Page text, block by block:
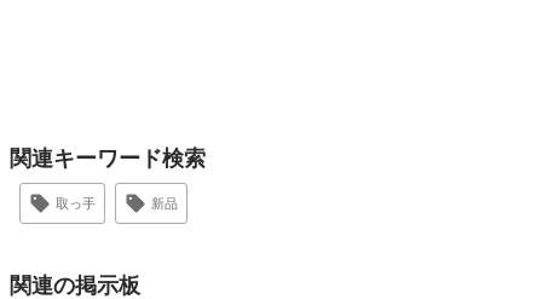
関連キーワード検索
取っ手 新品
関連の掲示板